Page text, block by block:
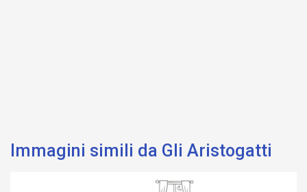
Immagini simili da Gli Aristogatti